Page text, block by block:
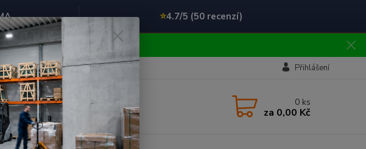
⭐4.7/5 (50 recenzí)
EXPEDUJEME!!
Přihlášení
0 ks
za 0,00 Kč